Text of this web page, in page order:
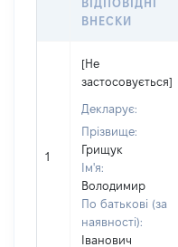
ВІДПОВІДНІ
ВНЕСКИ
1
[Не
застосовується]
Декларує:
Прізвище:
Грищук
Ім'я:
Володимир
По батькові (за
наявності):
Іванович